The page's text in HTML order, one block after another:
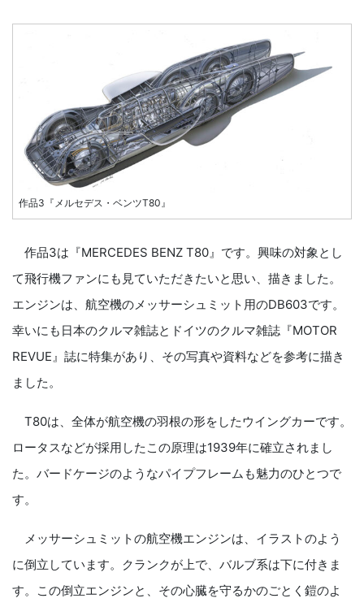
作品3『メルセデス・ベンツT80』
作品3は『MERCEDES BENZ T80』です。興味の対象とし
て飛行機ファンにも見ていただきたいと思い、描きました。
エンジンは、航空機のメッサーシュミット用のDB603です。
幸いにも日本のクルマ雑誌とドイツのクルマ雑誌『MOTOR
REVUE』誌に特集があり、その写真や資料などを参考に描き
ました。
T80は、全体が航空機の羽根の形をしたウイングカーです。
ロータスなどが採用したこの原理は1939年に確立されまし
た。バードケージのようなパイプフレームも魅力のひとつで
す。
メッサーシュミットの航空機エンジンは、イラストのよう
に倒立しています。クランクが上で、バルブ系は下に付きま
す。この倒立エンジンと、その心臓を守るかのごとく鎧のよ